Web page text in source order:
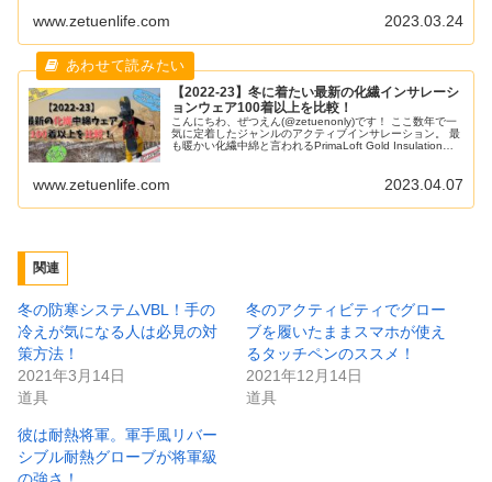
チ対応」と売られている手袋も操作性は低かった
www.zetuenlife.com 2023.03.24
【2022-23】冬に着たい最新の化繊インサレーシ
ョンウェア100着以上を比較！
こんにちわ、ぜつえん(@zetuenonly)です！ ここ数年で一
気に定着したジャンルのアクティブインサレーション。 最
も暖かい化繊中綿と言われるPrimaLoft Gold Insulation
www.zetuenlife.com 2023.04.07
関連
冬の防寒システムVBL！手の
冷えが気になる人は必見の対
策方法！
2021年3月14日
道具
冬のアクティビティでグロー
ブを履いたままスマホが使え
るタッチペンのススメ！
2021年12月14日
道具
彼は耐熱将軍。軍手風リバー
シブル耐熱グローブが将軍級